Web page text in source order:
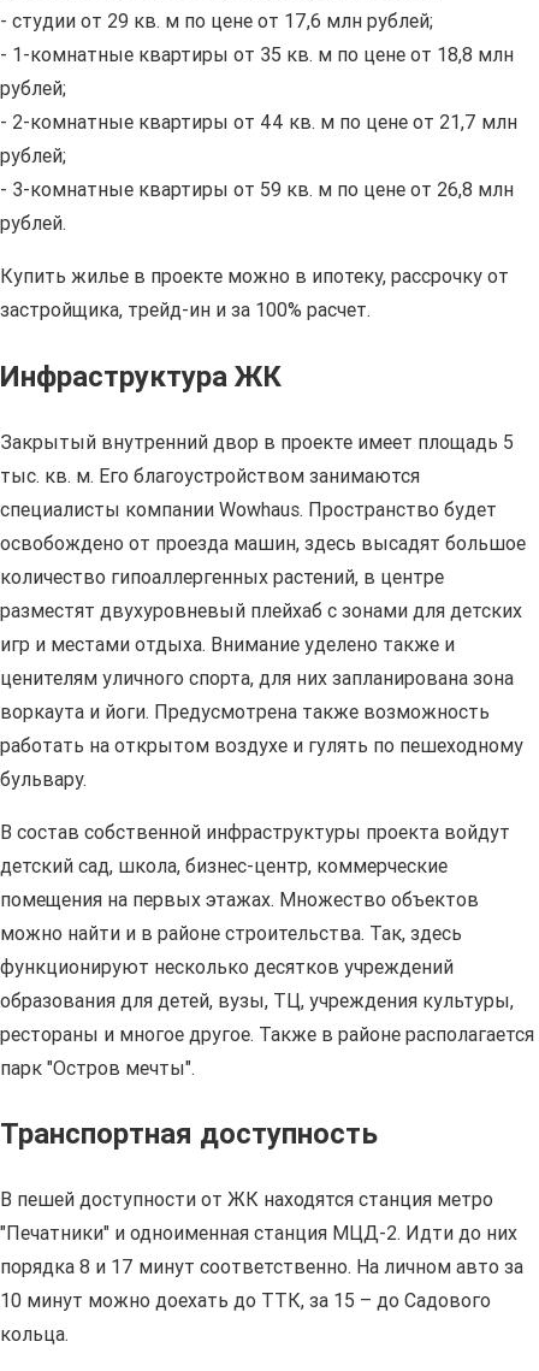
- студии от 29 кв. м по цене от 17,6 млн рублей;
- 1-комнатные квартиры от 35 кв. м по цене от 18,8 млн
рублей;
- 2-комнатные квартиры от 44 кв. м по цене от 21,7 млн
рублей;
- 3-комнатные квартиры от 59 кв. м по цене от 26,8 млн
рублей.
Купить жилье в проекте можно в ипотеку, рассрочку от
застройщика, трейд-ин и за 100% расчет.
Инфраструктура ЖК
Закрытый внутренний двор в проекте имеет площадь 5
тыс. кв. м. Его благоустройством занимаются
специалисты компании Wowhaus. Пространство будет
освобождено от проезда машин, здесь высадят большое
количество гипоаллергенных растений, в центре
разместят двухуровневый плейхаб с зонами для детских
игр и местами отдыха. Внимание уделено также и
ценителям уличного спорта, для них запланирована зона
воркаута и йоги. Предусмотрена также возможность
работать на открытом воздухе и гулять по пешеходному
бульвару.
В состав собственной инфраструктуры проекта войдут
детский сад, школа, бизнес-центр, коммерческие
помещения на первых этажах. Множество объектов
можно найти и в районе строительства. Так, здесь
функционируют несколько десятков учреждений
образования для детей, вузы, ТЦ, учреждения культуры,
рестораны и многое другое. Также в районе располагается
парк "Остров мечты".
Транспортная доступность
В пешей доступности от ЖК находятся станция метро
"Печатники" и одноименная станция МЦД-2. Идти до них
порядка 8 и 17 минут соответственно. На личном авто за
10 минут можно доехать до ТТК, за 15 – до Садового
кольца.